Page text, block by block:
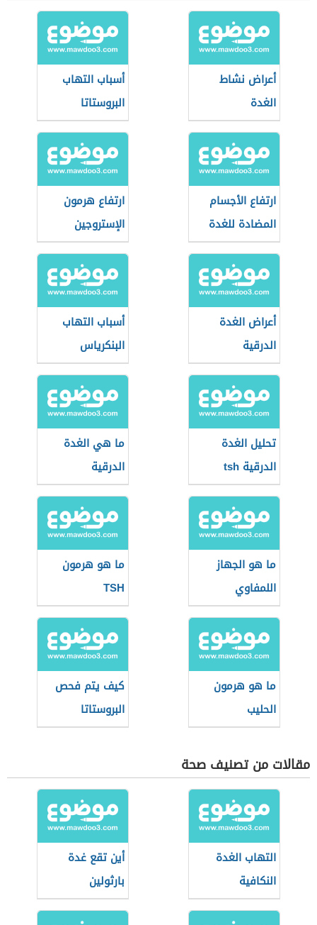
أعراض نشاط
الغدة
أسباب التهاب
البروستاتا
ارتفاع الأجسام
المضادة للغدة
الدرقية
ارتفاع هرمون
الإستروجين
أعراض الغدة
الدرقية
أسباب التهاب
البنكرياس
تحليل الغدة
الدرقية tsh
ما هي الغدة
الدرقية
ما هو الجهاز
اللمفاوي
ما هو هرمون
TSH
ما هو هرمون
الحليب
كيف يتم فحص
البروستاتا
مقالات من تصنيف صحة
التهاب الغدة
النكافية
أين تقع غدة
بارثولين